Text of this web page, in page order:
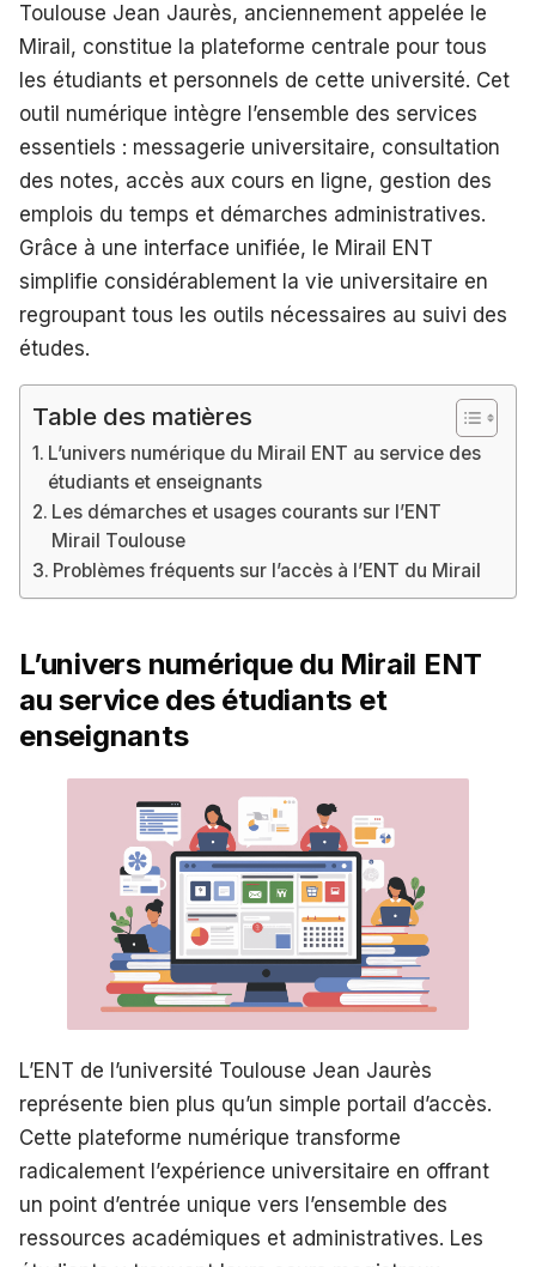
Toulouse Jean Jaurès, anciennement appelée le
Mirail, constitue la plateforme centrale pour tous
les étudiants et personnels de cette université. Cet
outil numérique intègre l’ensemble des services
essentiels : messagerie universitaire, consultation
des notes, accès aux cours en ligne, gestion des
emplois du temps et démarches administratives.
Grâce à une interface unifiée, le Mirail ENT
simplifie considérablement la vie universitaire en
regroupant tous les outils nécessaires au suivi des
études.
Table des matières
L’univers numérique du Mirail ENT au service des
étudiants et enseignants
Les démarches et usages courants sur l’ENT
Mirail Toulouse
Problèmes fréquents sur l’accès à l’ENT du Mirail
L’univers numérique du Mirail ENT
au service des étudiants et
enseignants
L’ENT de l’université Toulouse Jean Jaurès
représente bien plus qu’un simple portail d’accès.
Cette plateforme numérique transforme
radicalement l’expérience universitaire en offrant
un point d’entrée unique vers l’ensemble des
ressources académiques et administratives. Les